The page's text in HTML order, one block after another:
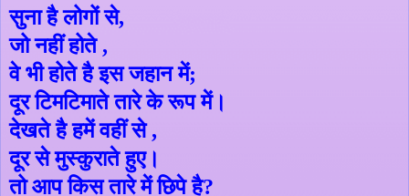
सुना है लोगों से,
जो नहीं होते ,
वे भी होते है इस जहान में;
दूर टिमटिमाते तारे के रूप में।
देखते है हमें वहीं से ,
दूर से मुस्कुराते हुए।
तो आप किस तारे में छिपे है?